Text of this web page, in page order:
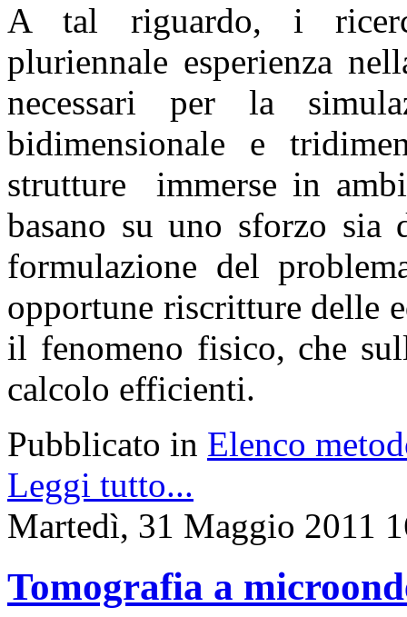
A tal riguardo, i
pluriennale esperienza
necessari per la
bidimensionale e
strutture immerse in
basano su uno sforzo
formulazione del
opportune riscritture delle
il fenomeno fisico, che
calcolo efficienti.
Pubblicato in Elenco
Leggi tutto...
Martedì, 31 Maggio 2011
Tomografia a